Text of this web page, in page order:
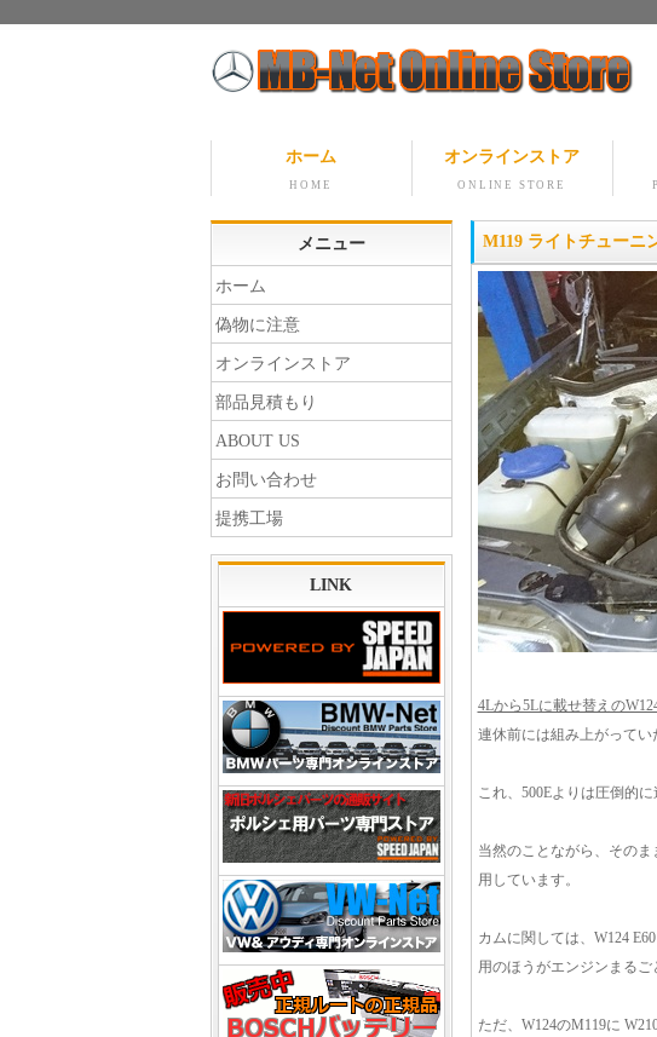
ホーム
HOME
オンラインストア
ONLINE STORE
M119 ライトチューニ
4Lから5Lに載せ替えの
連休前には組み上がってい
これ、500Eよりは圧倒的
当然のことながら、そのま
用しています。
カムに関しては、W124
用のほうがエンジンまるご
ただ、W124のM119に
メニュー
ホーム
偽物に注意
オンラインストア
部品見積もり
ABOUT US
お問い合わせ
提携工場
LINK